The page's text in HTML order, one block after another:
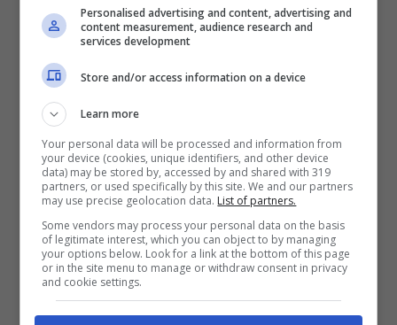
propensione nello sviluppare l’Alzheimer.
Costoro sono persone di mezza età che
che hanno avuto questa malattia e che
hanno più grasso negli organi addominali
Ad essere più a rischio sarebbero gli
uomini, secondo il suddetto studio.
Gli esperti sottolineano come i soggetti di
mezza età siano esposti perché “un
Personalised advertising and content, advertising and
content measurement, audience research and
services development
Store and/or access information on a device
Learn more
Your personal data will be processed and information from
your device (cookies, unique identifiers, and other device
data) may be stored by, accessed by and shared with 319
partners, or used specifically by this site. We and our partners
may use precise geolocation data. List of partners.
Some vendors may process your personal data on the basis
of legitimate interest, which you can object to by managing
your options below. Look for a link at the bottom of this page
or in the site menu to manage or withdraw consent in privacy
and cookie settings.